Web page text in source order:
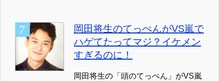
岡田将生のてっぺんがVS嵐で
ハゲてたってマジ？イケメン
すぎるのに！
岡田将生の「頭のてっぺん」がVS嵐